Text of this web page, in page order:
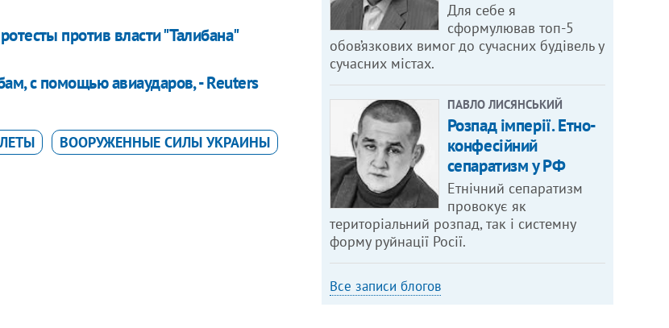
против власти "Талибана"
с помощью авиаударов, - Reuters
ВООРУЖЕННЫЕ СИЛЫ УКРАИНЫ
Для себе я
сформулював топ-5
обов’язкових вимог до сучасних будівель у
сучасних містах.
ПАВЛО ЛИСЯНСЬКИЙ
Розпад імперії. Етно-
конфесійний
сепаратизм у РФ
Етнічний сепаратизм
провокує як
територіальний розпад, так і системну
форму руйнації Росії.
Все записи блогов